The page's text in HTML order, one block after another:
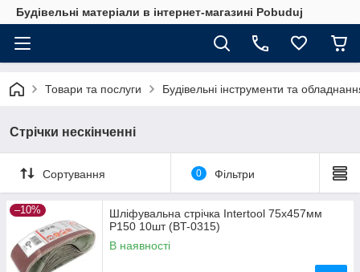
Будівельні матеріали в інтернет-магазині Pobuduj
Товари та послуги Будівельні інструменти та
Стрічки нескінченні
Сортування 0 Фільтри
–10%
Шліфувальна стрічка Intertool 75x457мм
P150 10шт (BT-0315)
В наявності